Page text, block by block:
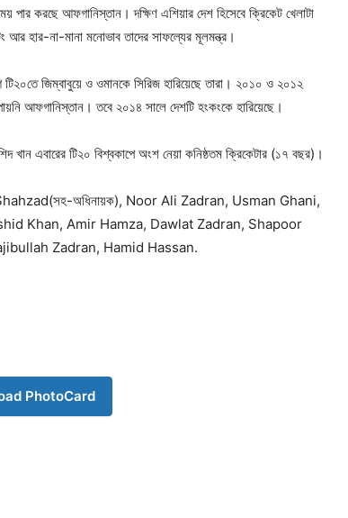
করছে আফগানিস্তান। দক্ষিণ এশিয়ার দেশ হিসেবে ক্রিকেট খেলাটা
আর হার-না-মানা মনোভাব তাদের সাফল্যের মূলমন্ত্র।
জিম্বাবুয়ে ও ওমানকে সিরিজ হারিয়েছে তারা। ২০১০ ও ২০১২
আফগানিস্তান। তবে ২০১৪ সালে দেশটি হংকংকে হারিয়েছে।
খান এবারের টি২০ বিশ্বকাপে অংশ নেয়া কনিষ্ঠতম ক্রিকেটার (১৭ বছর)।
অধিনায়ক), Noor Ali Zadran, Usman Ghani,
Khan, Amir Hamza, Dawlat Zadran, Shapoor
Zadran, Hamid Hassan.
PhotoCard